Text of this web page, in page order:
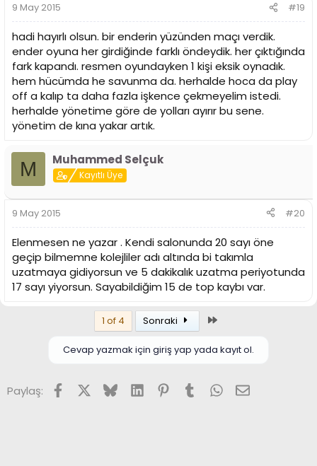
9 May 2015 #19
hadi hayırlı olsun. bir enderin yüzünden maçı verdik.
ender oyuna her girdiğinde farklı öndeydik. her çıktığında
fark kapandı. resmen oyundayken 1 kişi eksik oynadık.
hem hücümda he savunma da. herhalde hoca da play
off a kalıp ta daha fazla işkence çekmeyelim istedi.
herhalde yönetime göre de yolları ayırır bu sene.
yönetim de kına yakar artık.
M Muhammed Selçuk
Kayıtlı Üye
9 May 2015 #20
Elenmesen ne yazar . Kendi salonunda 20 sayı öne
geçip bilmemne kolejliler adı altında bi takımla
uzatmaya gidiyorsun ve 5 dakikalık uzatma periyotunda
17 sayı yiyorsun. Sayabildiğim 15 de top kaybı var.
1 of 4 Sonraki
Cevap yazmak için giriş yap yada kayıt ol.
Paylaş: FacebookX (Twitter)
BlueskyLinkedInPinterest
TumblrWhatsApp
E-posta